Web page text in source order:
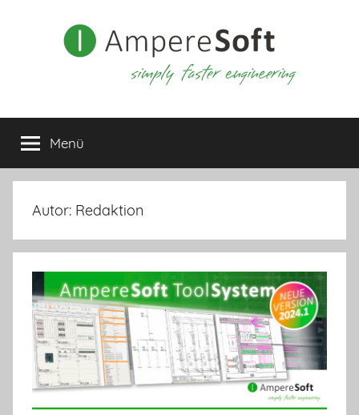
Menü
Autor: Redaktion